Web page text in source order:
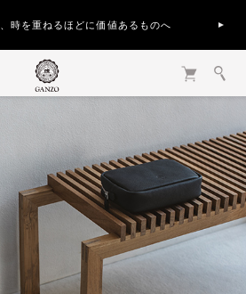
時を重ねるほどに価値あるものへ